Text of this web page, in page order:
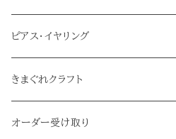
ピアス・イヤリング
きまぐれクラフト
オーダー受け取り